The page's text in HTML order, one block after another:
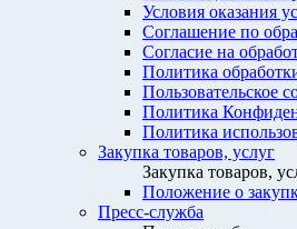
Условия оказания
Соглашение по
Согласие на
Политика
Пользовательское
Политика
Политика
Закупка товаров, услуг
Закупка товаров,
Положение о
Пресс-служба